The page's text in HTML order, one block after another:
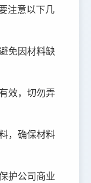
注意以下几
免因材料缺
效，切勿弄
，确保材料
护公司商业